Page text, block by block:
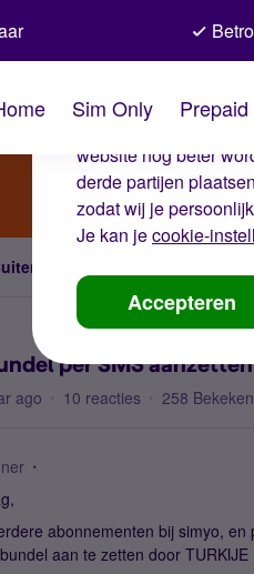
De
Wij gebruiken
website nog beter
derde partijen
zodat wij je
Je kan jecookie-
Accepteren
Sim Only Prepaid
per SMS aanzetten
ago 10 reacties 258 Bekeken
abonnementen bij simyo,
aan te zetten door